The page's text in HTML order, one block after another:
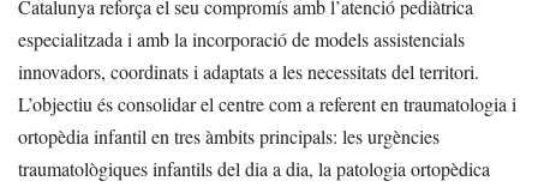
Catalunya reforça el seu compromís amb l’atenció pediàtrica
especialitzada i amb la incorporació de models assistencials
innovadors, coordinats i adaptats a les necessitats del territori.
L’objectiu és consolidar el centre com a referent en traumatologia i
ortopèdia infantil en tres àmbits principals: les urgències
traumatològiques infantils del dia a dia, la patologia ortopèdica